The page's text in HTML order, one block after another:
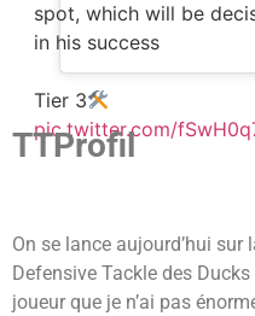
spot, which will be
in his success
Tier 3
pic.twitter.com/
TTProfil
On se lance aujourd’hui
Defensive Tackle des Ducks
joueur que je n’ai pas